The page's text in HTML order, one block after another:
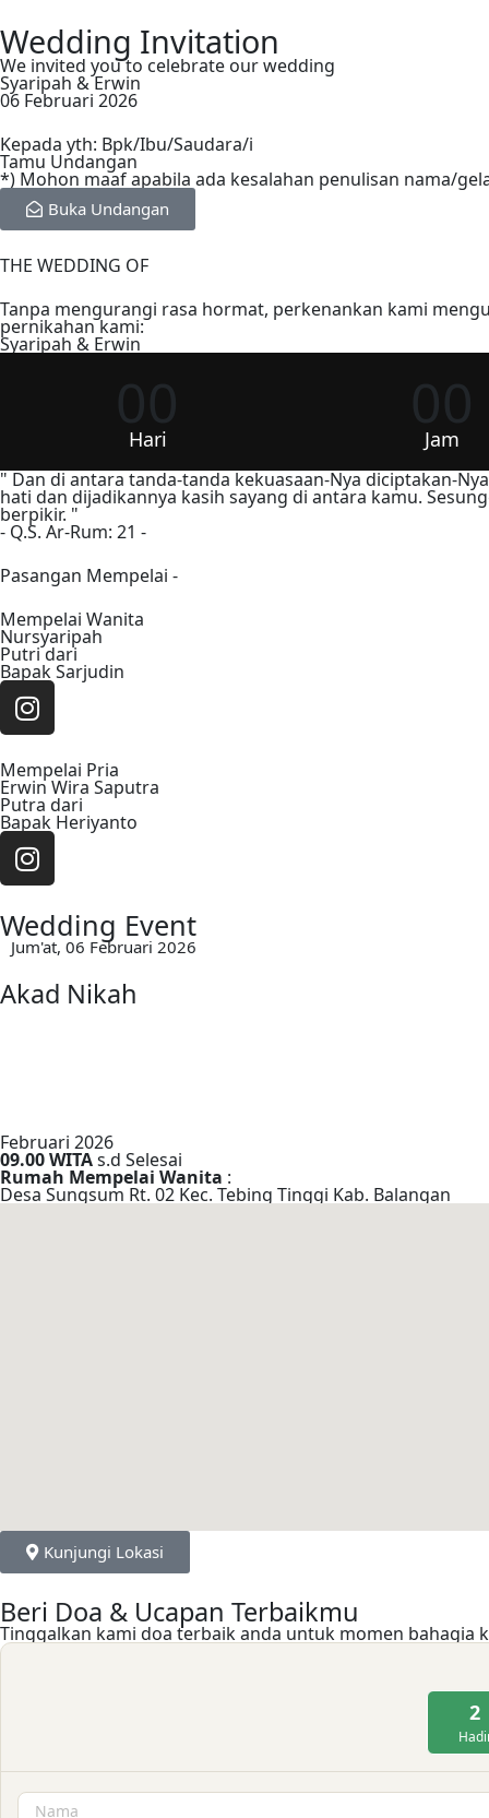
Wedding Invitation
We invited you to celebrate our wedding
Syaripah & Erwin
06 Februari 2026
Kepada yth: Bpk/Ibu/Saudara/i
Tamu Undangan
*) Mohon maaf apabila ada kesalahan penulisan nama/
Buka Undangan
THE WEDDING OF
Tanpa mengurangi rasa hormat, perkenankan kami
pernikahan kami:
Syaripah & Erwin
00
Hari 00
Jam
" Dan di antara tanda-tanda kekuasaan-Nya diciptakan-
hati dan dijadikannya kasih sayang di antara kamu.
berpikir. "
- Q.S. Ar-Rum: 21 -
Pasangan Mempelai -
Mempelai Wanita
Nursyaripah
Putri dari
Bapak Sarjudin
Mempelai Pria
Erwin Wira Saputra
Putra dari
Bapak Heriyanto
Wedding Event
Jum'at, 06 Februari 2026
Akad Nikah
Februari 2026
09.00 WITAs.d Selesai
Rumah Mempelai Wanita :
Desa Sungsum Rt. 02 Kec. Tebing Tinggi Kab. Balangan
Kunjungi Lokasi
Beri Doa & Ucapan Terbaikmu
Tinggalkan kami doa terbaik anda untuk momen bahagia
2